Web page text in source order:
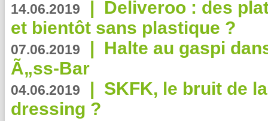
14.06.2019 | Deliveroo : des
et bientôt sans plastique ?
07.06.2019 | Halte au gaspi
Ã„ss-Bar
04.06.2019 | SKFK, le bruit de
dressing ?